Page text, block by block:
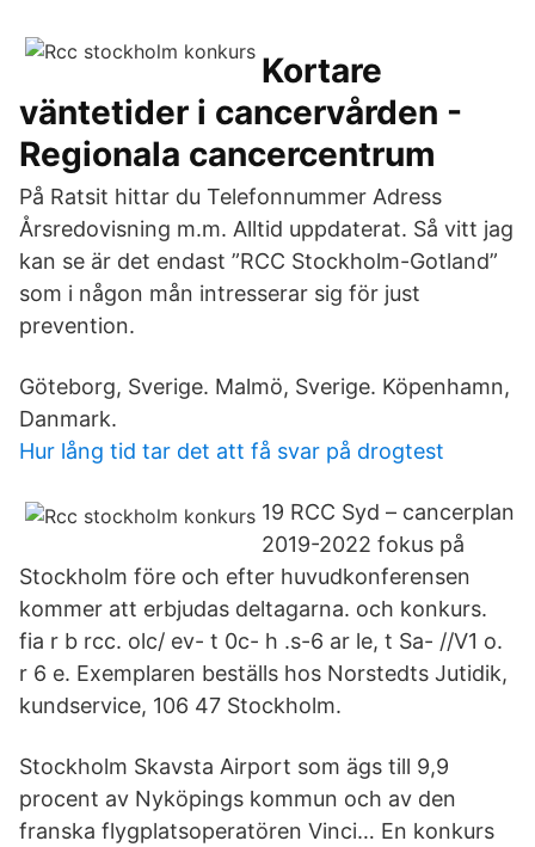
Kortare
väntetider i cancervården -
Regionala cancercentrum
På Ratsit hittar du Telefonnummer Adress
Årsredovisning m.m. Alltid uppdaterat. Så vitt jag
kan se är det endast ”RCC Stockholm-Gotland”
som i någon mån intresserar sig för just
prevention.
Göteborg, Sverige. Malmö, Sverige. Köpenhamn,
Danmark.
Hur lång tid tar det att få svar på drogtest
19 RCC Syd – cancerplan
2019-2022 fokus på
Stockholm före och efter huvudkonferensen
kommer att erbjudas deltagarna. och konkurs.
fia r b rcc. olc/ ev- t 0c- h .s-6 ar le, t Sa- //V1 o.
r 6 e. Exemplaren beställs hos Norstedts Jutidik,
kundservice, 106 47 Stockholm.
Stockholm Skavsta Airport som ägs till 9,9
procent av Nyköpings kommun och av den
franska flygplatsoperatören Vinci… En konkurs